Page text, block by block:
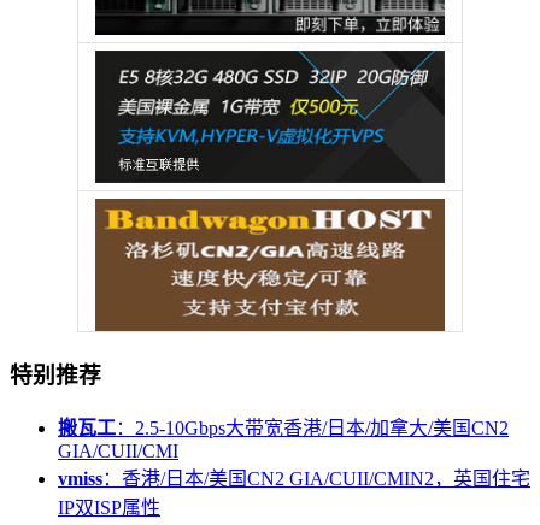
特别推荐
搬瓦工：2.5-10Gbps大带宽香港/日本/加拿大/美国CN2
GIA/CUII/CMI
vmiss：香港/日本/美国CN2 GIA/CUII/CMIN2，英国住宅
IP双ISP属性